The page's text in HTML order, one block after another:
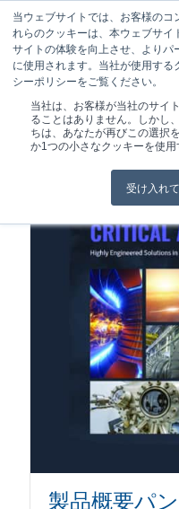
当ウェブサイトでは、お客様の
れらのクッキーは、本ウェブサ
サイトの体験を向上させ、より
に使用されます。当社が使用す
シーポリシーをご覧ください。
当社は、お客様が当社のサイ
ることはありません。しかし
ちは、あなたが再びこの選択
か1つの小さなクッキーを使用
受け入れ
現在位置: ホーム / ライフサイ
製品概要パ